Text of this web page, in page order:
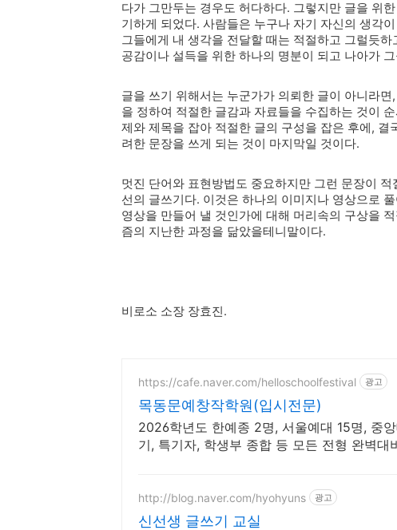
다가 그만두는 경우도 허다하다. 그렇지만 글을 위
기하게 되었다. 사람들은 누구나 자기 자신의 생각
그들에게 내 생각을 전달할 때는 적절하고 그럴듯
공감이나 설득을 위한 하나의 명분이 되고 나아가
글을 쓰기 위해서는 누군가가 의뢰한 글이 아니라
을 정하여 적절한 글감과 자료들을 수집하는 것이
제와 제목을 잡아 적절한 글의 구성을 잡은 후에,
려한 문장을 쓰게 되는 것이 마지막일 것이다.
멋진 단어와 표현방법도 중요하지만 그런 문장이
선의 글쓰기다. 이것은 하나의 이미지나 영상으로
영상을 만들어 낼 것인가에 대해 머리속의 구상을
즘의 지난한 과정을 닮았을테니말이다.
비로소 소장 장효진.
https://cafe.naver.com/helloschoolfestival 광고
목동문예창작학원(입시전문)
2026학년도 한예종 2명, 서울예대 15명, 중앙
기, 특기자, 학생부 종합 등 모든 전형 완벽대
http://blog.naver.com/hyohyuns 광고
신선생 글쓰기 교실